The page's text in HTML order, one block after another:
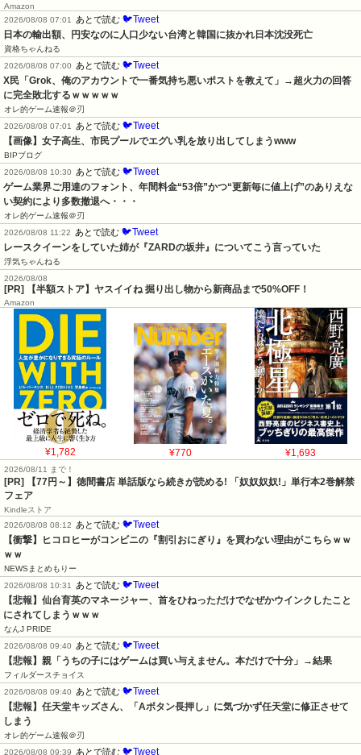
Amazon
2026/08/08 07:01
あとで読む 🐦Tweet
日本の輸出額、円安なのに人口少ない台湾と韓国に抜かれ日本沈没死亡
資格ちゃんねる
2026/08/08 07:00
あとで読む 🐦Tweet
X民「Grok、俺のアカウントで一番気持ち悪いポストを教えて」→超火力の回答
に完全敗北するｗｗｗｗｗ
オレ的ゲーム速報＠刃
2026/08/08 07:01
あとで読む 🐦Tweet
【画像】女子高生、市民プールでエグい乳を放り出してしまうwww
BIPブログ
2026/08/08 10:30
あとで読む 🐦Tweet
ゲーム業界ご用達のフォント、年間料金“53倍”かつ“更新毎に値上げ”のありえな
い契約により多数撤退へ・・・
オレ的ゲーム速報＠刃
2026/08/08 11:22
あとで読む 🐦Tweet
レースクイーンをしていた姉が『ZARDの坂井』についてこう言っていた
浮気ちゃんねる
2026/08/08
[PR] 【半額ストア】ヤスイイね 掘り出し物から新商品まで50%OFF！
Amazon
¥1,782 ¥770 ¥1,693
2026/08/11 まで！
[PR] 【77円～】徳間書店 単話版なら続きが読める! 「奴奴奴奴!」単行本2巻解禁
フェア
Kindleストア
2026/08/08 08:12
あとで読む 🐦Tweet
【衝撃】ヒコロヒーがコンビニの『割引おにぎり』を買わない理由がこちらｗｗ
ｗｗ
NEWSまとめもりー
2026/08/08 10:31
あとで読む 🐦Tweet
【悲報】仙台育英のマネージャー、首をひねっただけでなぜかウインクしたこと
にされてしまうｗｗｗ
なんJ PRIDE
2026/08/08 09:40
あとで読む 🐦Tweet
【悲報】親「うちの子にはゲームは買い与えません。本だけで十分」→結果
フィルダースチョイス
2026/08/08 09:40
あとで読む 🐦Tweet
【悲報】任天堂キッズさん、「Aボタン長押し」に気づかず任天堂に修正させて
しまう
オレ的ゲーム速報＠刃
2026/08/08 09:39
あとで読む 🐦Tweet